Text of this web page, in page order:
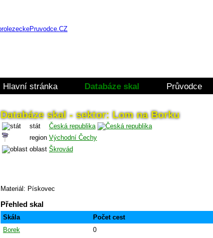
Hlavní stránka Databáze skal Průvodce
Databáze skal - sektor: Lom na Borku
stát
Česká republika
region Východní Čechy
oblast Škrovád
Materiál: Pískovec
Přehled skal
Skála
Počet cest
Borek
0